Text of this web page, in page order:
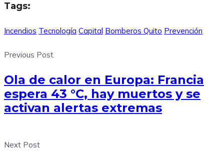
Tags:
Incendios Tecnología Capital Bomberos Quito Prevención
Previous Post
Ola de calor en Europa: Francia
espera 43 °C, hay muertos y se
activan alertas extremas
Next Post